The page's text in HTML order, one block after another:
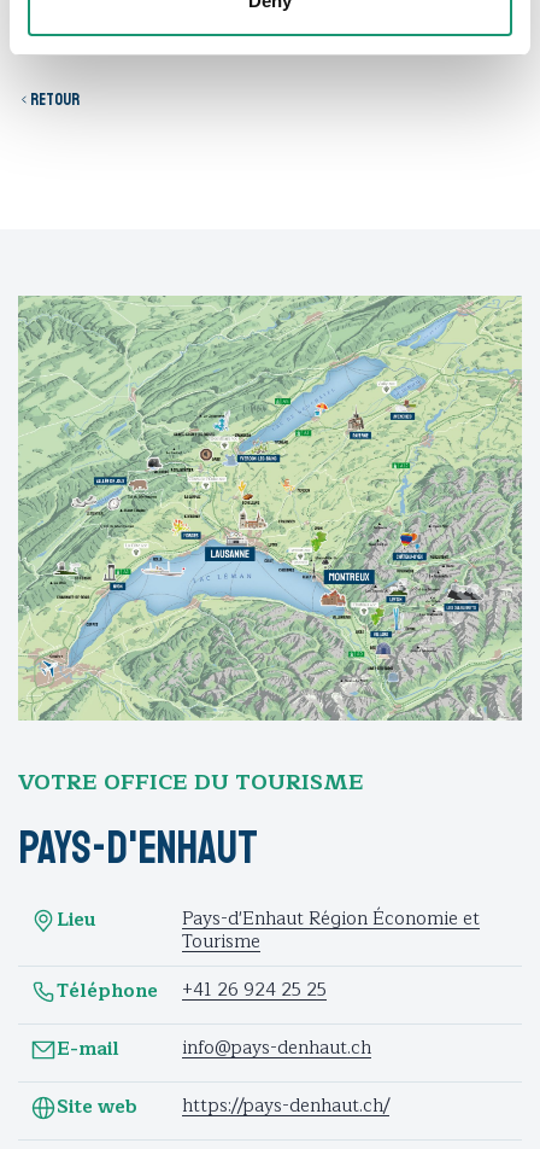
Retour
VOTRE OFFICE DU TOURISME
Pays-d'Enhaut
Lieu Pays-d'Enhaut Région Économie et
Tourisme
Téléphone
+41 26 924 25 25
E-mail
info@pays-denhaut.ch
Site web
https://pays-denhaut.ch/